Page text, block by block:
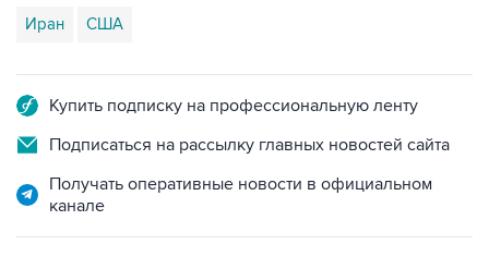
Иран США
Купить подписку на профессиональную ленту
Подписаться на рассылку главных новостей сайта
Получать оперативные новости в официальном
канале